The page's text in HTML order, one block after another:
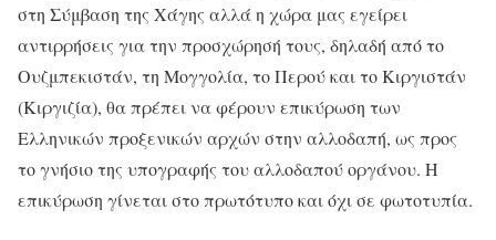
στη Σύμβαση της Χάγης αλλά η χώρα μας εγείρει
αντιρρήσεις για την προσχώρησή τους, δηλαδή από το
Ουζμπεκιστάν, τη Μογγολία, το Περού και το Κιργιστάν
(Κιργιζία), θα πρέπει να φέρουν επικύρωση των
Ελληνικών προξενικών αρχών στην αλλοδαπή, ως προς
το γνήσιο της υπογραφής του αλλοδαπού οργάνου. Η
επικύρωση γίνεται στο πρωτότυπο και όχι σε φωτοτυπία.